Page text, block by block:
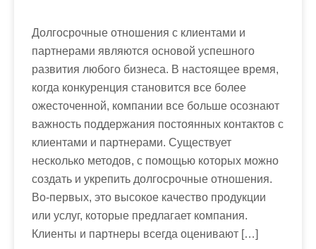
Долгосрочные отношения с клиентами и
партнерами являются основой успешного
развития любого бизнеса. В настоящее время,
когда конкуренция становится все более
ожесточенной, компании все больше осознают
важность поддержания постоянных контактов с
клиентами и партнерами. Существует
несколько методов, с помощью которых можно
создать и укрепить долгосрочные отношения.
Во-первых, это высокое качество продукции
или услуг, которые предлагает компания.
Клиенты и партнеры всегда оценивают […]